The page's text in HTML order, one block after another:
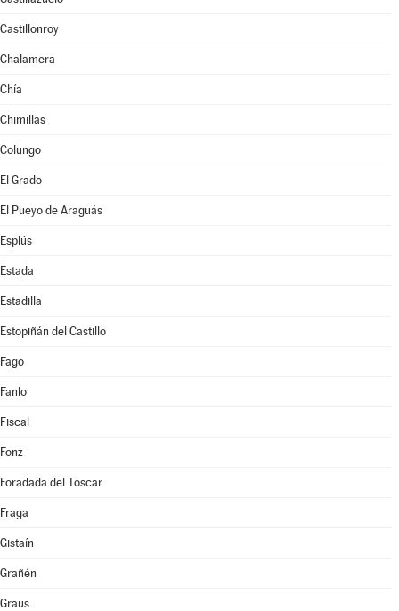
Castillonroy
Chalamera
Chía
Chimillas
Colungo
El Grado
El Pueyo de Araguás
Esplús
Estada
Estadilla
Estopiñán del Castillo
Fago
Fanlo
Fiscal
Fonz
Foradada del Toscar
Fraga
Gistaín
Grañén
Graus